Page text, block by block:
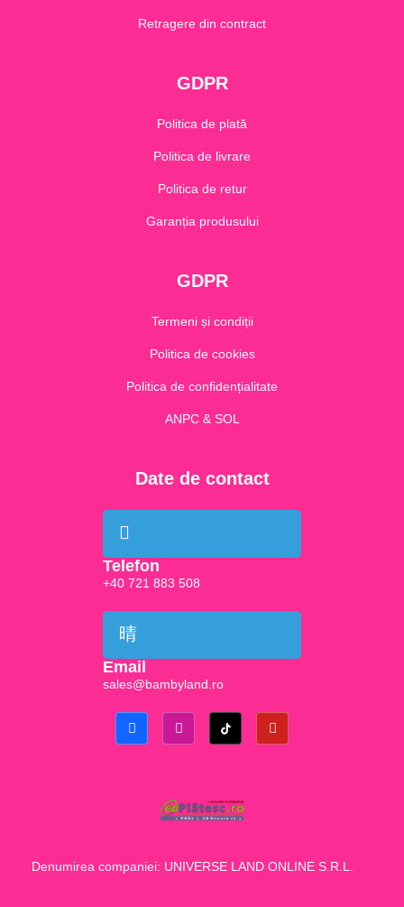
Retragere din contract
GDPR
Politica de plată
Politica de livrare
Politica de retur
Garanția produsului
GDPR
Termeni și condiții
Politica de cookies
Politica de confidențialitate
ANPC & SOL
Date de contact
Telefon
+40 721 883 508
Email
sales@bambyland.ro​
Denumirea companiei: UNIVERSE LAND ONLINE S.R.L.